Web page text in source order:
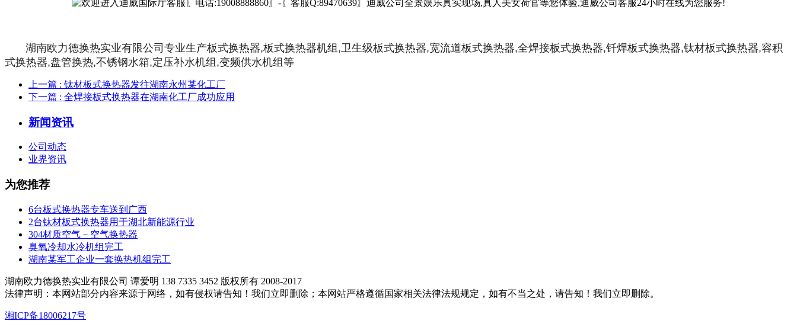
湖南欧力德换热实业有限公司专业生产板式换热器,板式换热器机组,卫生级板式换热器,宽流道板式换热器,全焊接板式换热器,钎焊板式换热器,钛材板式换热器,容积
式换热器,盘管换热,不锈钢水箱,定压补水机组,变频供水机组等
上一篇 : 钛材板式换热器发往湖南永州某化工厂
下一篇 : 全焊接板式换热器在湖南化工厂成功应用
新闻资讯
公司动态
业界资讯
为您推荐
6台板式换热器专车送到广西
2台钛材板式换热器用于湖北新能源行业
304材质空气－空气换热器
臭氧冷却水冷机组完工
湖南某军工企业一套换热机组完工
湖南欧力德换热实业有限公司 谭爱明 138 7335 3452 版权所有 2008-2017
法律声明：本网站部分内容来源于网络，如有侵权请告知！我们立即删除；本网站严格遵循国家相关法律法规规定，如有不当之处，请告知！我们立即删除。
湘ICP备18006217号